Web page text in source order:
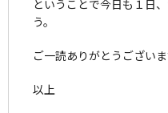
ということで今日も１日
う。
ご一読ありがとうございま
以上